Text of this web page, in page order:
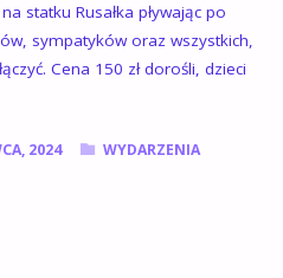
statku Rusałka pływając po
sympatyków oraz wszystkich,
Cena 150 zł dorośli, dzieci
2024 WYDARZENIA